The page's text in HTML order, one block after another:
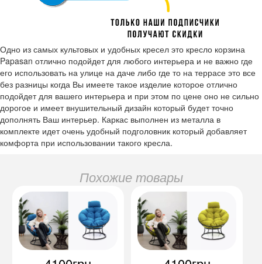
Одно из самых культовых и удобных кресел это кресло корзина
Papasan отлично подойдет для любого интерьера и не важно где
его использовать на улице на даче либо где то на террасе это все
без разницы когда Вы имеете такое изделие которое отлично
подойдет для вашего интерьера и при этом по цене оно не сильно
дорогое и имеет внушительный дизайн который будет точно
дополнять Ваш интерьер. Каркас выполнен из металла в
комплекте идет очень удобный подголовник который добавляет
комфорта при использовании такого кресла.
Похожие товары